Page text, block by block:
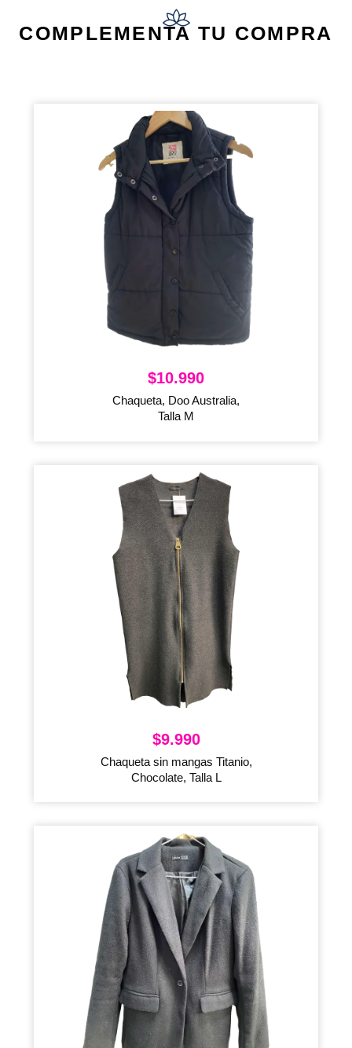
COMPLEMENTA TU COMPRA
$10.990
Chaqueta, Doo Australia,
Talla M
$9.990
Chaqueta sin mangas Titanio,
Chocolate, Talla L